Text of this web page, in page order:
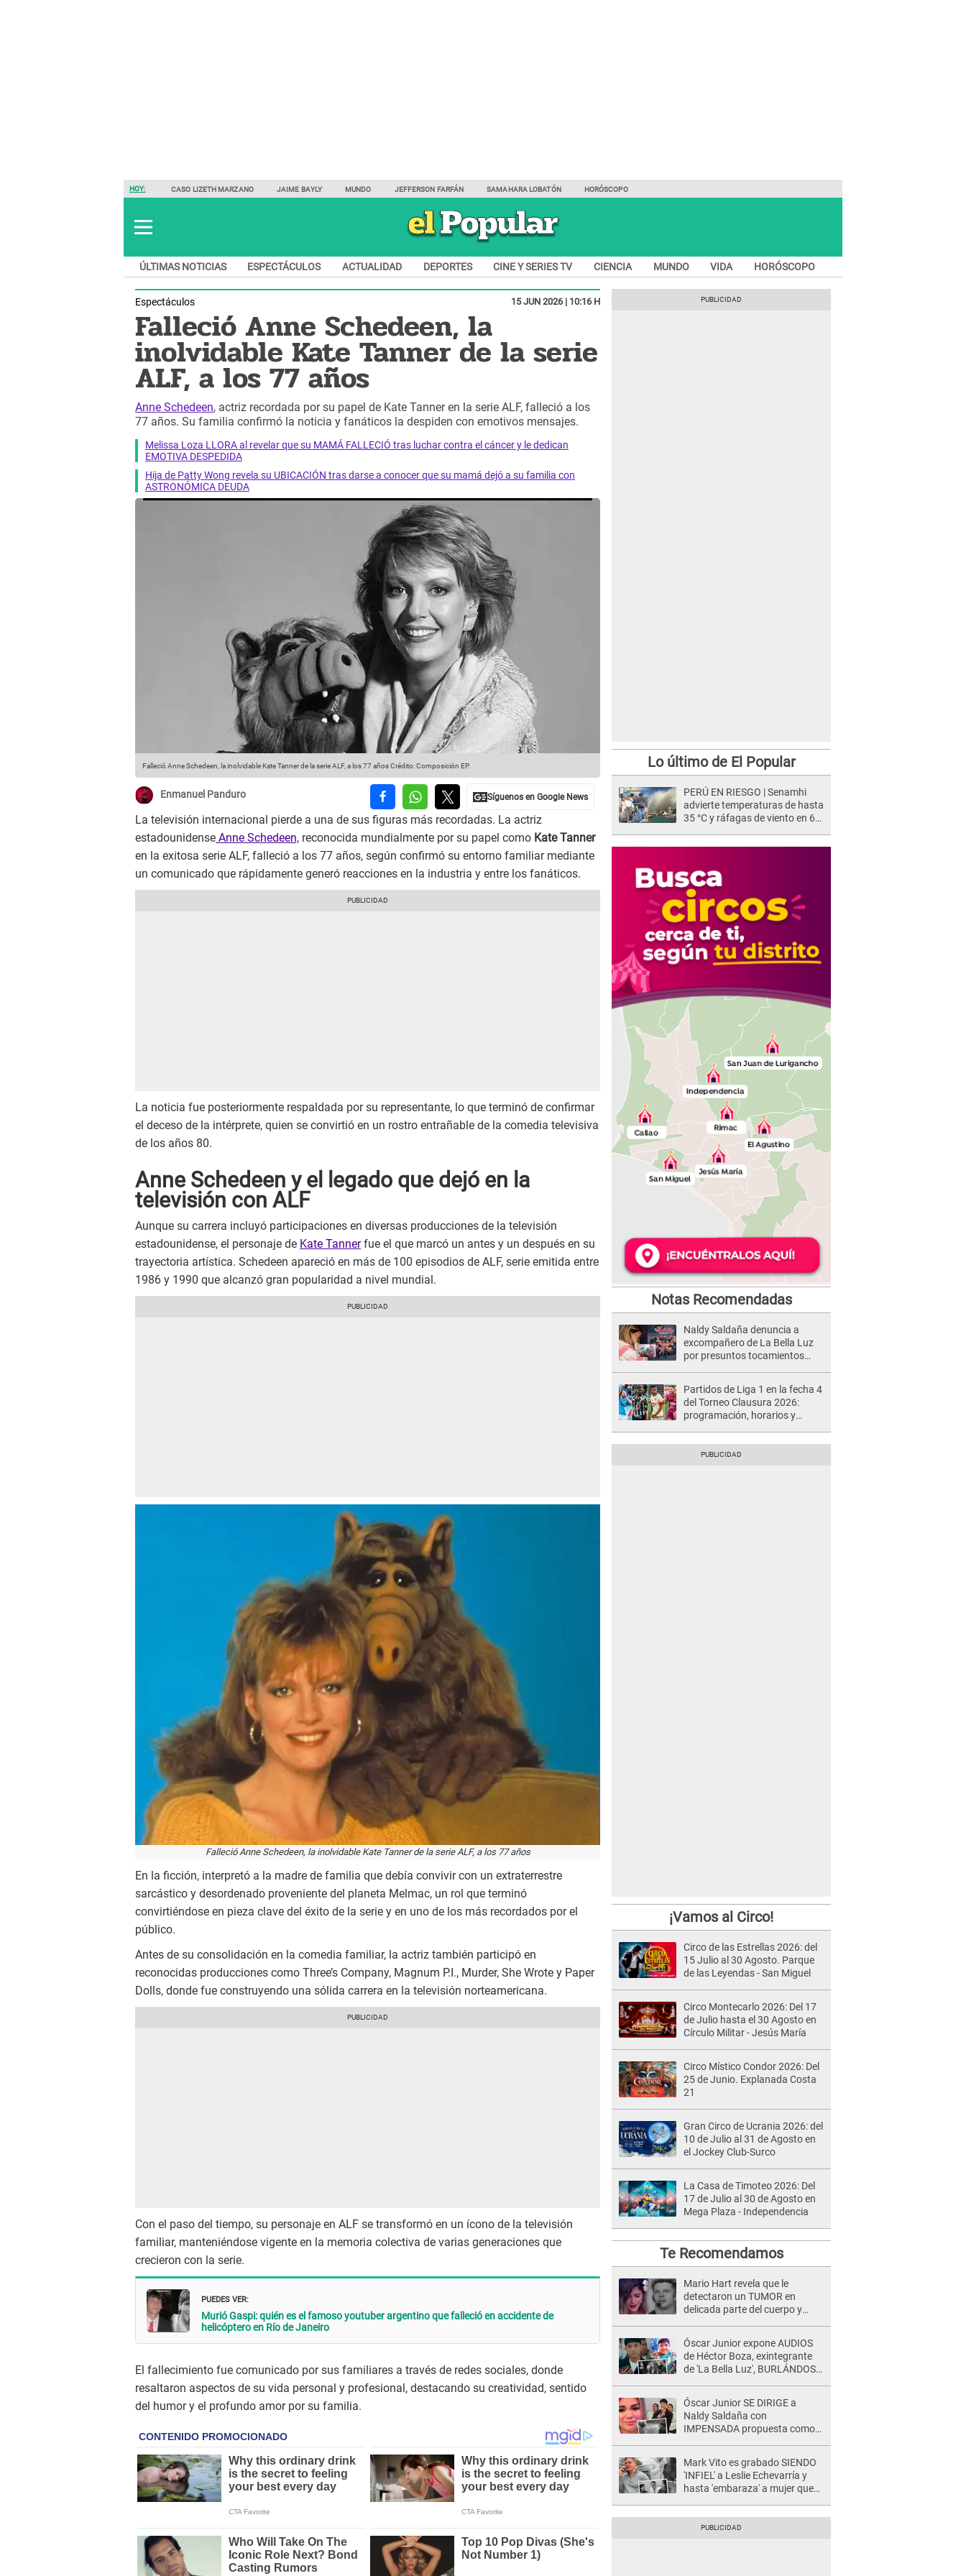
HOY: CASO LIZETH MARZANO JAIME BAYLY MUNDO JEFFERSON FARFÁN SAMAHARA LOBATÓN HORÓSCOPO
ÚLTIMAS NOTICIAS ESPECTÁCULOS ACTUALIDAD DEPORTES CINE Y SERIES TV CIENCIA MUNDO VIDA HORÓSCOPO
Espectáculos 15 JUN 2026 | 10:16 H
Falleció Anne Schedeen, la
inolvidable Kate Tanner de la serie
ALF, a los 77 años
Anne Schedeen, actriz recordada por su papel de Kate Tanner en la serie ALF, falleció a los
77 años. Su familia confirmó la noticia y fanáticos la despiden con emotivos mensajes.
Melissa Loza LLORA al revelar que su MAMÁ FALLECIÓ tras luchar contra el cáncer y le dedican
EMOTIVA DESPEDIDA
Hija de Patty Wong revela su UBICACIÓN tras darse a conocer que su mamá dejó a su familia con
ASTRONÓMICA DEUDA
Falleció Anne Schedeen, la inolvidable Kate Tanner de la serie ALF, a los 77 añosCrédito: Composición EP.
Enmanuel Panduro
La televisión internacional pierde a una de sus figuras más recordadas. La actriz
estadounidense Anne Schedeen, reconocida mundialmente por su papel como Kate Tanner
en la exitosa serie ALF, falleció a los 77 años, según confirmó su entorno familiar mediante
un comunicado que rápidamente generó reacciones en la industria y entre los fanáticos.
La noticia fue posteriormente respaldada por su representante, lo que terminó de confirmar
el deceso de la intérprete, quien se convirtió en un rostro entrañable de la comedia televisiva
de los años 80.
Anne Schedeen y el legado que dejó en la
televisión con ALF
Aunque su carrera incluyó participaciones en diversas producciones de la televisión
estadounidense, el personaje de Kate Tannerfue el que marcó un antes y un después en su
trayectoria artística. Schedeen apareció en más de 100 episodios de ALF, serie emitida entre
1986 y 1990 que alcanzó gran popularidad a nivel mundial.
Falleció Anne Schedeen, la inolvidable Kate Tanner de la serie ALF, a los 77 años
En la ficción, interpretó a la madre de familia que debía convivir con un extraterrestre
sarcástico y desordenado proveniente del planeta Melmac, un rol que terminó
convirtiéndose en pieza clave del éxito de la serie y en uno de los más recordados por el
público.
Antes de su consolidación en la comedia familiar, la actriz también participó en
reconocidas producciones como Three’s Company, Magnum P.I., Murder, She Wrote y Paper
Dolls, donde fue construyendo una sólida carrera en la televisión norteamericana.
Con el paso del tiempo, su personaje en ALF se transformó en un ícono de la televisión
familiar, manteniéndose vigente en la memoria colectiva de varias generaciones que
crecieron con la serie.
PUEDES VER:
Murió Gaspi: quién es el famoso youtuber argentino que falleció en accidente de
helicóptero en Río de Janeiro
El fallecimiento fue comunicado por sus familiares a través de redes sociales, donde
resaltaron aspectos de su vida personal y profesional, destacando su creatividad, sentido
del humor y el profundo amor por su familia.
Lo último de El Popular
PERÚ EN RIESGO | Senamhi
advierte temperaturas de hasta
35 °C y ráfagas de viento en 6
Notas Recomendadas
Naldy Saldaña denuncia a
excompañero de La Bella Luz
por presuntos tocamientos
Partidos de Liga 1 en la fecha 4
del Torneo Clausura 2026:
programación, horarios y
¡Vamos al Circo!
Circo de las Estrellas 2026: del
15 Julio al 30 Agosto. Parque
de las Leyendas - San Miguel
Circo Montecarlo 2026: Del 17
de Julio hasta el 30 Agosto en
Círculo Militar - Jesús María
Circo Místico Condor 2026: Del
25 de Junio. Explanada Costa
21
Gran Circo de Ucrania 2026: del
10 de Julio al 31 de Agosto en
el Jockey Club-Surco
La Casa de Timoteo 2026: Del
17 de Julio al 30 de Agosto en
Mega Plaza - Independencia
Te Recomendamos
Mario Hart revela que le
detectaron un TUMOR en
delicada parte del cuerpo y
muy fuertes..."
Óscar Junior expone AUDIOS
de Héctor Boza, exintegrante
de 'La Bella Luz', BURLÁNDOSE
de maltrato: "Grábame..."
Óscar Junior SE DIRIGE a
Naldy Saldaña con
IMPENSADA propuesta como
Mark Vito es grabado SIENDO
'INFIEL' a Leslie Echevarría y
hasta 'embaraza' a mujer que